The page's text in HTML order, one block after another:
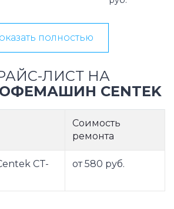
полностью
ЛИСТ НА
CENTEK
Соимость
ремонта
CT-
от 580 руб.